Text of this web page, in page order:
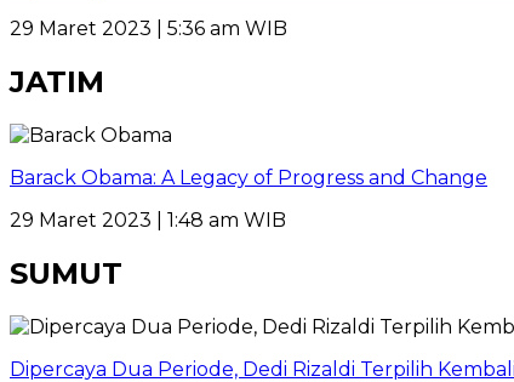
29 Maret 2023 | 5:36 am WIB
JATIM
Barack Obama: A Legacy of Progress and Change
29 Maret 2023 | 1:48 am WIB
SUMUT
Dipercaya Dua Periode, Dedi Rizaldi Terpilih